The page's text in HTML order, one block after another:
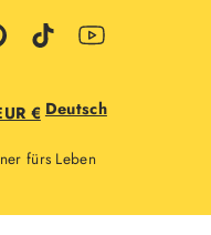
€ Deutsch
fürs Leben